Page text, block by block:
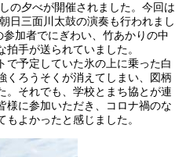
の夕べが開催されました。今回は
日三面川太鼓の演奏も行われまし
加者でにぎわい、竹あかりの中
手が送られていました。
で予定していた氷の上に乗った白
くろうそくが消えてしまい、図柄
。それでも、学校とまち協とが連
様に参加いただき、コロナ禍のな
よかったと感じました。